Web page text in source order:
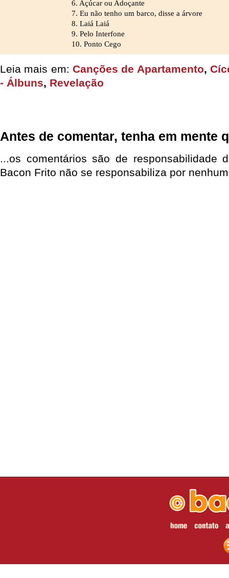
6. Açúcar ou Adoçante
7. Eu não tenho um barco, disse a árvore
8. Laiá Laiá
9. Pelo Interfone
10. Ponto Cego
Leia mais em:Canções de Apartamento,
- Álbuns, Revelação
Antes de comentar, tenha em mente
...os comentários são de responsabilidade
Bacon Frito não se responsabiliza por